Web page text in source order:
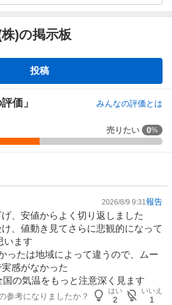
)の掲示板
投稿
価」 みんなの評価とは
売りたい 0%
2026/8/9 9:31 報告
、安値からよく切り返しました
、値動き見てさらに悲観的になって
います
ったは地域によって違うので、ムー
感がなかった
の気温をもっと注意深く見ます
参考になりましたか？
はい
2
いいえ
1